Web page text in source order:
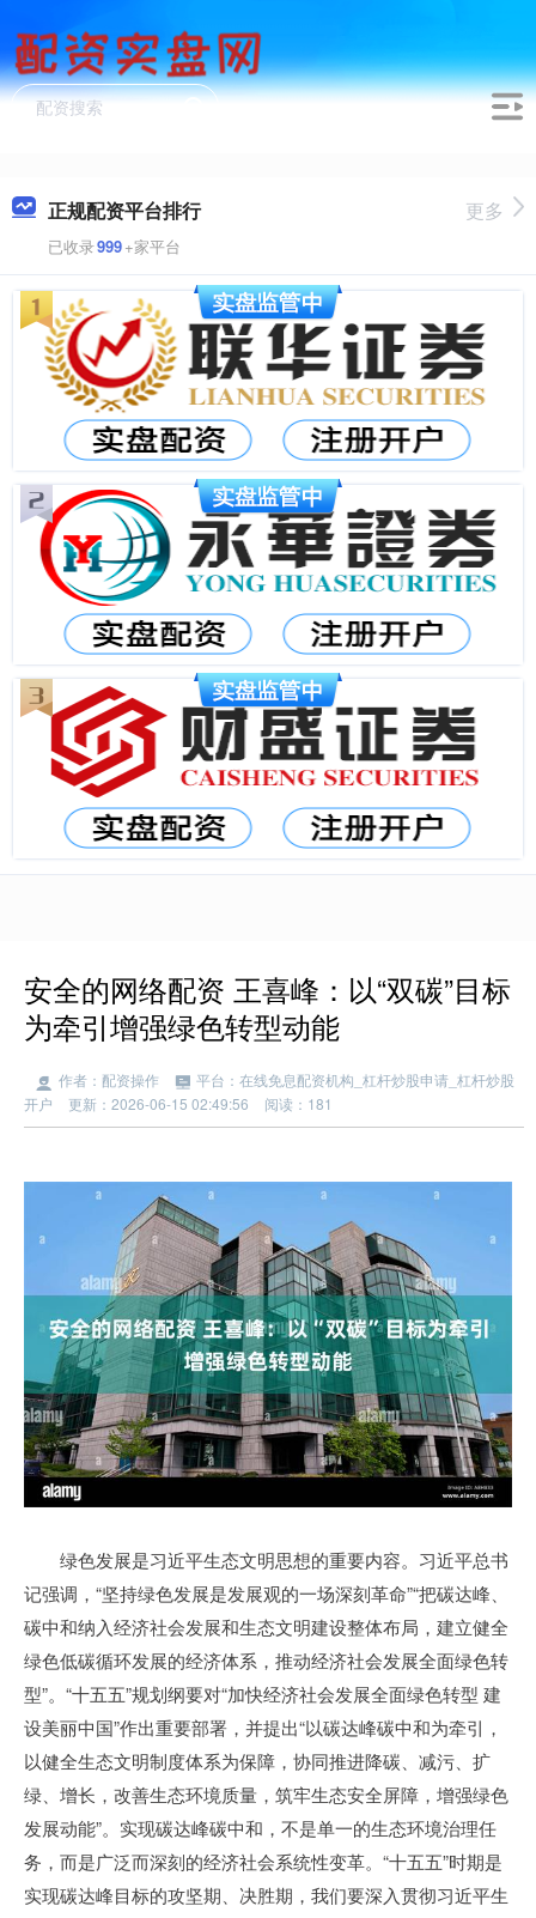
正规配资平台排行
已收录999+家平台
更多
安全的网络配资 王喜峰：以“双碳”目标
为牵引增强绿色转型动能
作者：配资操作
平台：在线免息配资机构_杠杆炒股申请_杠杆炒股
开户
更新：2026-06-15 02:49:56 阅读：181
绿色发展是习近平生态文明思想的重要内容。习近平总书
记强调，“坚持绿色发展是发展观的一场深刻革命”“把碳达峰、
碳中和纳入经济社会发展和生态文明建设整体布局，建立健全
绿色低碳循环发展的经济体系，推动经济社会发展全面绿色转
型”。“十五五”规划纲要对“加快经济社会发展全面绿色转型 建
设美丽中国”作出重要部署，并提出“以碳达峰碳中和为牵引，
以健全生态文明制度体系为保障，协同推进降碳、减污、扩
绿、增长，改善生态环境质量，筑牢生态安全屏障，增强绿色
发展动能”。实现碳达峰碳中和，不是单一的生态环境治理任
务，而是广泛而深刻的经济社会系统性变革。“十五五”时期是
实现碳达峰目标的攻坚期、决胜期，我们要深入贯彻习近平生